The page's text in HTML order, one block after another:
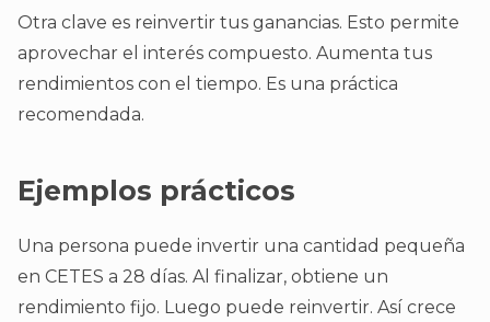
Otra clave es reinvertir tus ganancias. Esto permite
aprovechar el interés compuesto. Aumenta tus
rendimientos con el tiempo. Es una práctica
recomendada.
Ejemplos prácticos
Una persona puede invertir una cantidad pequeña
en CETES a 28 días. Al finalizar, obtiene un
rendimiento fijo. Luego puede reinvertir. Así crece